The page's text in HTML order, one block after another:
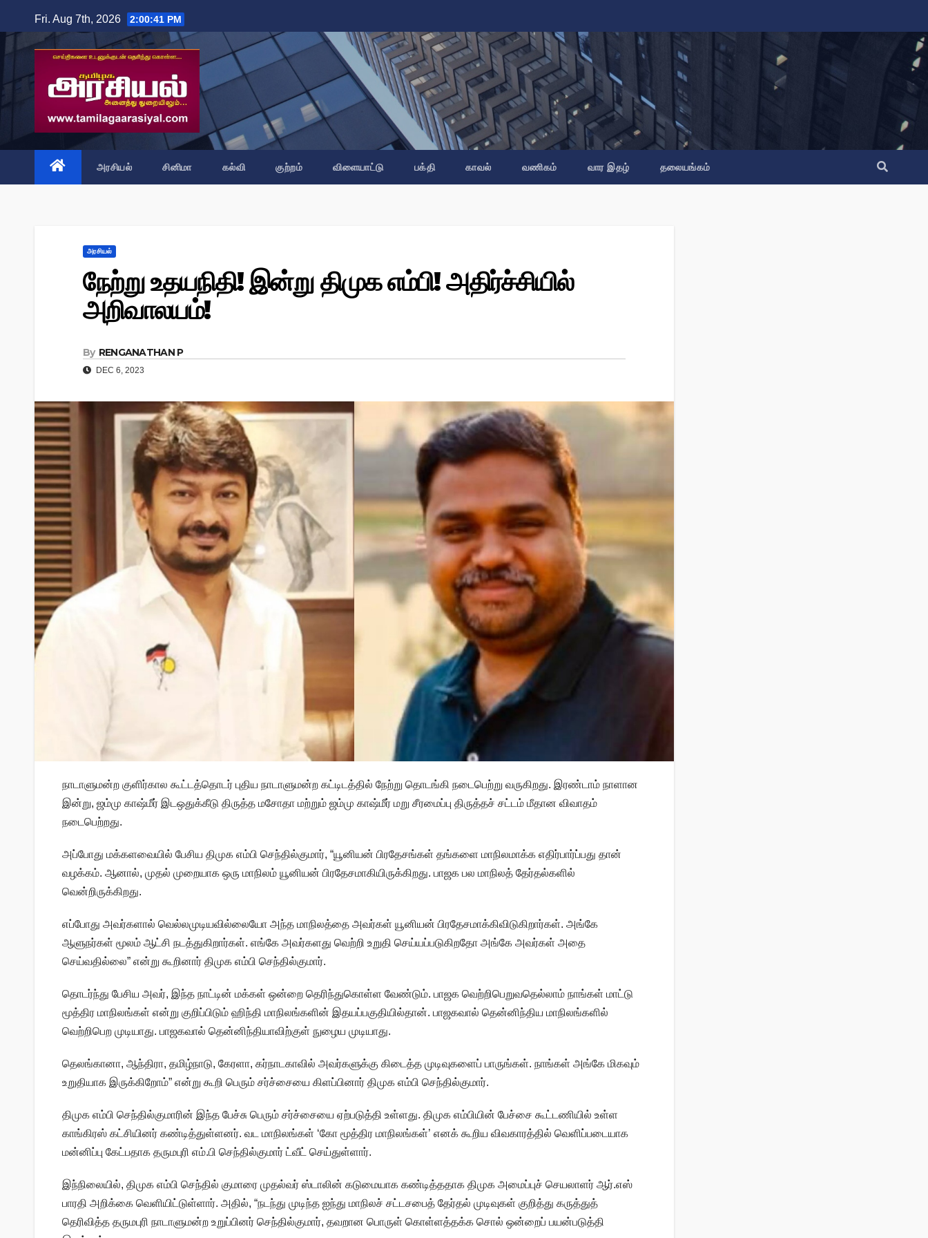
to
content
Fri. Aug 7th, 2026 2:00:42 PM
அரசியல் சினிமா கல்வி குற்றம் விளையாட்டு பக்தி காவல் வணிகம் வார இதழ் தலையங்கம்
அரசியல்
நேற்று உதயநிதி! இன்று திமுக எம்பி! அதிர்ச்சியில்
அறிவாலயம்!
By RENGANATHAN P
DEC 6, 2023
நாடாளுமன்ற குளிர்கால கூட்டத்தொடர் புதிய நாடாளுமன்ற கட்டிடத்தில் நேற்று தொடங்கி நடைபெற்று வருகிறது. இரண்டாம் நாளான
இன்று, ஜம்மு காஷ்மீர் இடஒதுக்கீடு திருத்த மசோதா மற்றும் ஜம்மு காஷ்மீர் மறு சீரமைப்பு திருத்தச் சட்டம் மீதான விவாதம்
நடைபெற்றது.
அப்போது மக்களவையில் பேசிய திமுக எம்பி செந்தில்குமார், “யூனியன் பிரதேசங்கள் தங்களை மாநிலமாக்க எதிர்பார்ப்பது தான்
வழக்கம். ஆனால், முதல் முறையாக ஒரு மாநிலம் யூனியன் பிரதேசமாகியிருக்கிறது. பாஜக பல மாநிலத் தேர்தல்களில்
வென்றிருக்கிறது.
எப்போது அவர்களால் வெல்லமுடியவில்லையோ அந்த மாநிலத்தை அவர்கள் யூனியன் பிரதேசமாக்கிவிடுகிறார்கள். அங்கே
ஆளுநர்கள் மூலம் ஆட்சி நடத்துகிறார்கள். எங்கே அவர்களது வெற்றி உறுதி செய்யப்படுகிறதோ அங்கே அவர்கள் அதை
செய்வதில்லை” என்று கூறினார் திமுக எம்பி செந்தில்குமார்.
தொடர்ந்து பேசிய அவர், இந்த நாட்டின் மக்கள் ஒன்றை தெரிந்துகொள்ள வேண்டும். பாஜக வெற்றிபெறுவதெல்லாம் நாங்கள் மாட்டு
மூத்திர மாநிலங்கள் என்று குறிப்பிடும் ஹிந்தி மாநிலங்களின் இதயப்பகுதியில்தான். பாஜகவால் தென்னிந்திய மாநிலங்களில்
வெற்றிபெற முடியாது. பாஜகவால் தென்னிந்தியாவிற்குள் நுழைய முடியாது.
தெலங்கானா, ஆந்திரா, தமிழ்நாடு, கேரளா, கர்நாடகாவில் அவர்களுக்கு கிடைத்த முடிவுகளைப் பாருங்கள். நாங்கள் அங்கே மிகவும்
உறுதியாக இருக்கிறோம்” என்று கூறி பெரும் சர்ச்சையை கிளப்பினார் திமுக எம்பி செந்தில்குமார்.
திமுக எம்பி செந்தில்குமாரின் இந்த பேச்சு பெரும் சர்ச்சையை ஏற்படுத்தி உள்ளது. திமுக எம்பியின் பேச்சை கூட்டணியில் உள்ள
காங்கிரஸ் கட்சியினர் கண்டித்துள்ளனர். வட மாநிலங்கள் ‘கோ மூத்திர மாநிலங்கள்’ எனக் கூறிய விவகாரத்தில் வெளிப்படையாக
மன்னிப்பு கேட்பதாக தருமபுரி எம்.பி செந்தில்குமார் ட்வீட் செய்துள்ளார்.
இந்நிலையில், திமுக எம்பி செந்தில் குமாரை முதல்வர் ஸ்டாலின் கடுமையாக கண்டித்ததாக திமுக அமைப்புச் செயலாளர் ஆர்.எஸ்
பாரதி அறிக்கை வெளியிட்டுள்ளார். அதில், “நடந்து முடிந்த ஐந்து மாநிலச் சட்டசபைத் தேர்தல் முடிவுகள் குறித்து கருத்துத்
தெரிவித்த தருமபுரி நாடாளுமன்ற உறுப்பினர் செந்தில்குமார், தவறான பொருள் கொள்ளத்தக்க சொல் ஒன்றைப் பயன்படுத்தி